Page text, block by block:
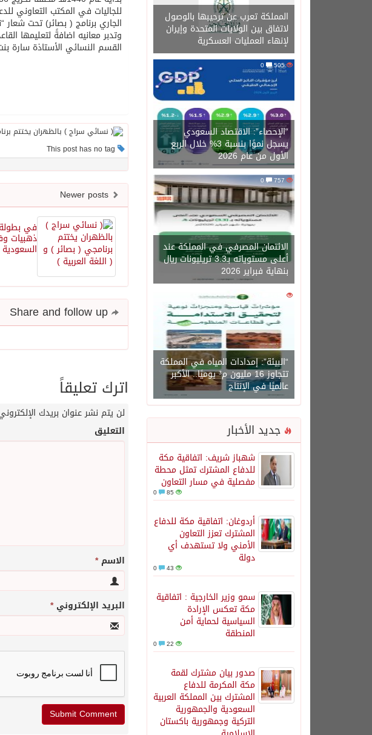
المملكة تعرب عن ترحيبها بالوصول
لاتفاق بين الولايات المتحدة وإيران
لإنهاء العمليات العسكرية
505
“الإحصاء”: الاقتصاد السعودي
يسجل نموًا بنسبة 3% خلال الربع
الأول من عام 2026
757
0
الائتمان المصرفي في المملكة عند
أعلى مستوياته بـ3.3 تريليونات ريال
بنهاية فبراير 2026
1450
“البيئة”: إمدادات المياه في المملكة
تتجاوز 16 مليون م³ يوميًا.. الأكبر
عالميًا في الإنتاج
جديد الأخبار
شهباز شريف: اتفاقية مكة
للدفاع المشترك تمثل محطة
مفصلية في مسار التعاون
85
أردوغان: اتفاقية مكة للدفاع
المشترك تعزز التعاون
الأمني ولا تستهدف أي
دولة
43
سمو وزير الخارجية : اتفاقية
مكة تعكس الإرادة
السياسية لحماية أمن
المنطقة
22
صدور بيان مشترك لقمة
مكة المكرمة للدفاع
المشترك بين المملكة العربية
السعودية والجمهورية
التركية وجمهورية باكستان
للجاليات في المكتب التعاوني
الجاري برنامج ( بصائر) تحت شعار
القسم النسائي الأستاذة سارة
ذهبيات
السعودية
اترك تعليقاً
لن يتم نشر عنوان بريدك
التعليق
الاسم*
البريد الإلكتروني*